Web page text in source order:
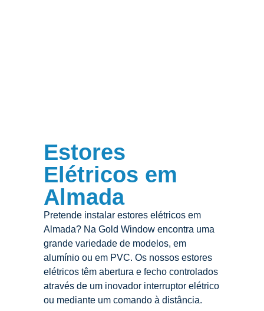
Estores
Elétricos em
Almada
Pretende instalar estores elétricos em
Almada? Na Gold Window encontra uma
grande variedade de modelos, em
alumínio ou em PVC. Os nossos estores
elétricos têm abertura e fecho controlados
através de um inovador interruptor elétrico
ou mediante um comando à distância.